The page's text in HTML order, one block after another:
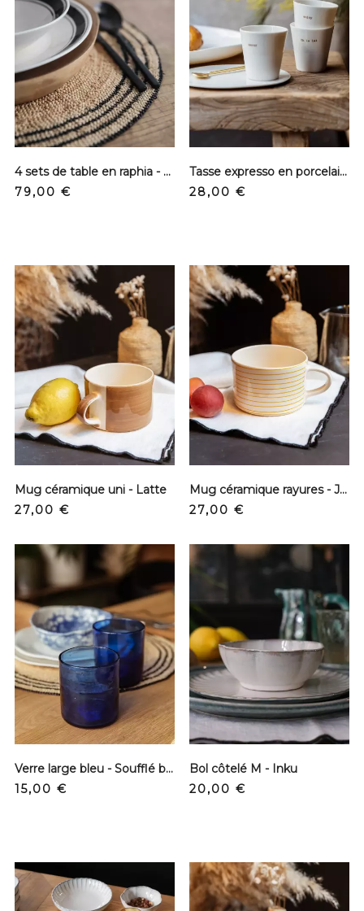
4 sets de table en raphia - Naturel et noir
Precio
79,00 €
Tasse expresso en porcelaine - Sérigraphie or
Precio
28,00 €
Mug céramique uni - Latte
Precio
27,00 €
Mug céramique rayures - Jaune
Precio
27,00 €
Verre large bleu - Soufflé bouche
Precio
15,00 €
Bol côtelé M - Inku
Precio
20,00 €